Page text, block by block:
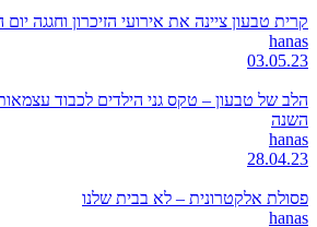
קרית טבעון ציינה את אירועי הזיכרון וחגגה יום הולדת 75
hanas
03.05.23
השנה
hanas
28.04.23
פסולת אלקטרונית – לא בבית שלנו
hanas